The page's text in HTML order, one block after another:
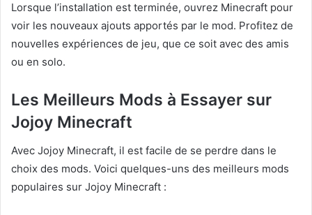
Lorsque l’installation est terminée, ouvrez Minecraft pour
voir les nouveaux ajouts apportés par le mod. Profitez de
nouvelles expériences de jeu, que ce soit avec des amis
ou en solo.
Les Meilleurs Mods à Essayer sur
Jojoy Minecraft
Avec Jojoy Minecraft, il est facile de se perdre dans le
choix des mods. Voici quelques-uns des meilleurs mods
populaires sur Jojoy Minecraft :